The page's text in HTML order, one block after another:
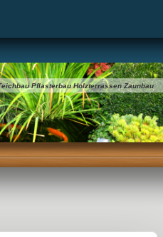
Pflasterbau Holzterrassen Zaunbau